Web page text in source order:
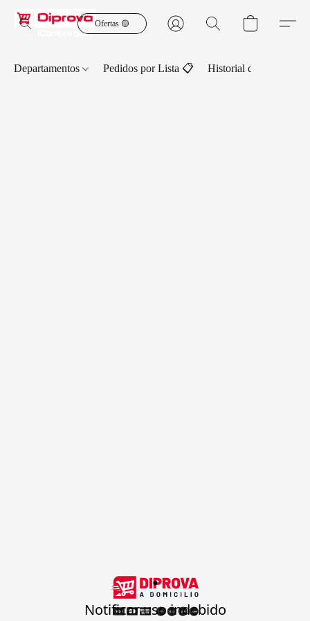
Ofertas 🟡
Departamentos Pedidos por Lista 📋 Historial de Pedidos
.
Notificar uso indebido